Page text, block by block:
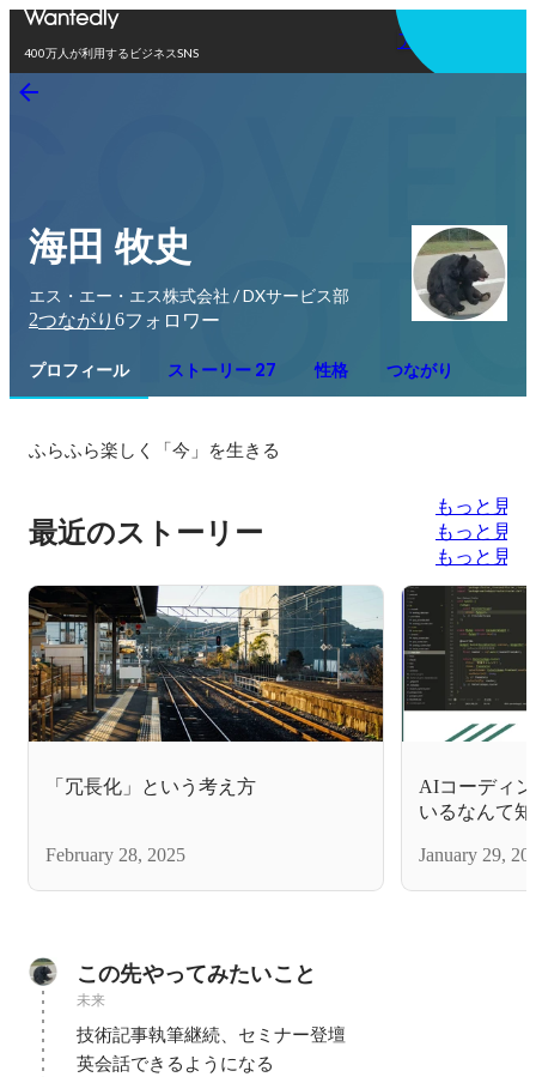
400万人が利用するビジネスSNS
アプリを使う
海田 牧史
エス・エー・エス株式会社 / DXサービス部
2つながり 6フォロワー
プロフィール ストーリー 27 性格 つながり
ふらふら楽しく「今」を生きる
最近のストーリー
もっと見る
もっと見る
もっと見る
「冗長化」という考え方
February 28, 2025
AIコーディ
いるなんて
January 29,
この先やってみたいこと
未来
技術記事執筆継続、セミナー登壇
英会話できるようになる